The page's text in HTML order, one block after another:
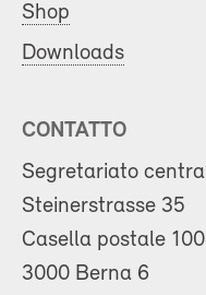
Shop
Downloads
CONTATTO
Segretariato
Steinerstrasse 35
Casella postale
3000 Berna 6